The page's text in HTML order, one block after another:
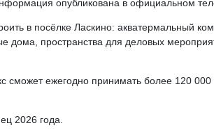
опубликована в официальном
в посёлке Ласкино: акватермальный
дома, пространства для деловых
сможет ежегодно принимать более 120
2026 года.